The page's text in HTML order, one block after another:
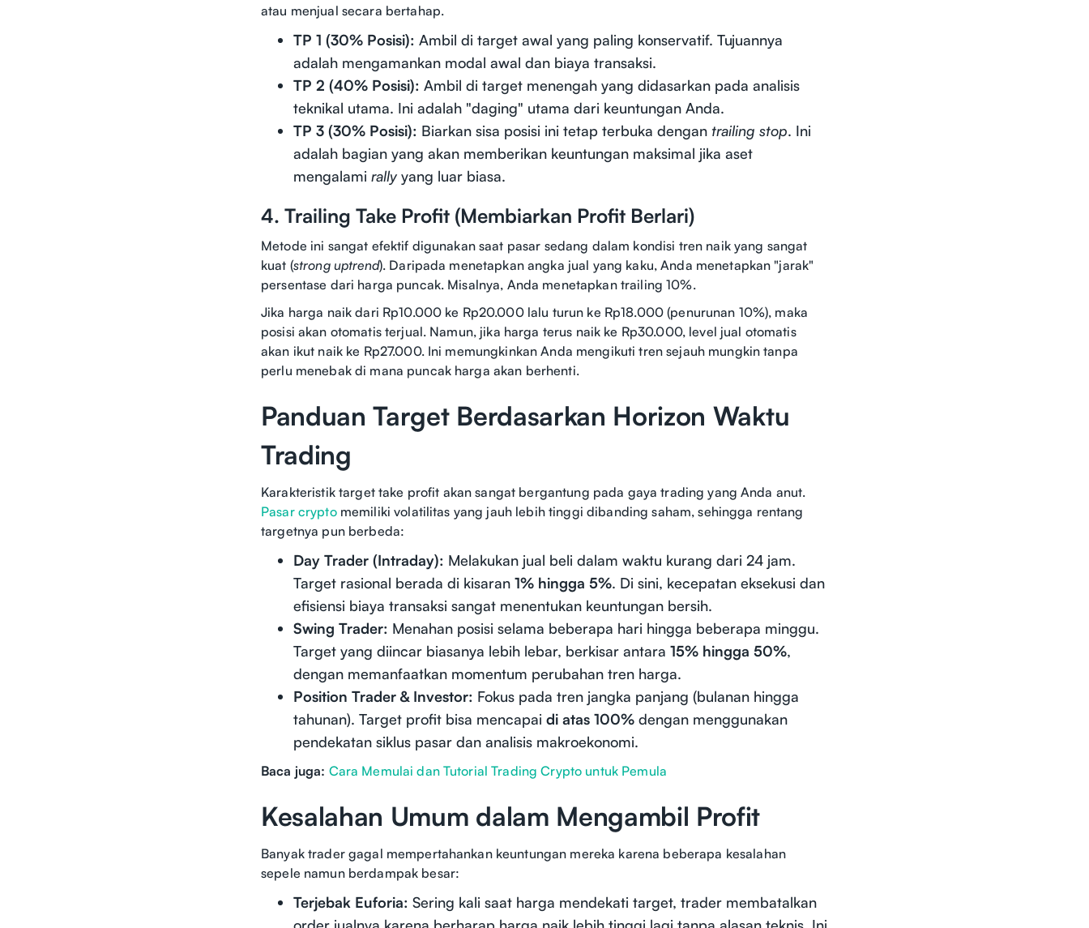
atau menjual secara bertahap.
TP 1 (30% Posisi): Ambil di target awal yang paling konservatif. Tujuannya
adalah mengamankan modal awal dan biaya transaksi.
TP 2 (40% Posisi): Ambil di target menengah yang didasarkan pada analisis
teknikal utama. Ini adalah "daging" utama dari keuntungan Anda.
TP 3 (30% Posisi): Biarkan sisa posisi ini tetap terbuka dengan trailing stop. Ini
adalah bagian yang akan memberikan keuntungan maksimal jika aset
mengalami rally yang luar biasa.
4. Trailing Take Profit (Membiarkan Profit Berlari)
Metode ini sangat efektif digunakan saat pasar sedang dalam kondisi tren naik yang sangat
kuat (strong uptrend). Daripada menetapkan angka jual yang kaku, Anda menetapkan "jarak"
persentase dari harga puncak. Misalnya, Anda menetapkan trailing 10%.
Jika harga naik dari Rp10.000 ke Rp20.000 lalu turun ke Rp18.000 (penurunan 10%), maka
posisi akan otomatis terjual. Namun, jika harga terus naik ke Rp30.000, level jual otomatis
akan ikut naik ke Rp27.000. Ini memungkinkan Anda mengikuti tren sejauh mungkin tanpa
perlu menebak di mana puncak harga akan berhenti.
Panduan Target Berdasarkan Horizon Waktu
Trading
Karakteristik target take profit akan sangat bergantung pada gaya trading yang Anda anut.
Pasar cryptomemiliki volatilitas yang jauh lebih tinggi dibanding saham, sehingga rentang
targetnya pun berbeda:
Day Trader (Intraday): Melakukan jual beli dalam waktu kurang dari 24 jam.
Target rasional berada di kisaran 1% hingga 5%. Di sini, kecepatan eksekusi dan
efisiensi biaya transaksi sangat menentukan keuntungan bersih.
Swing Trader: Menahan posisi selama beberapa hari hingga beberapa minggu.
Target yang diincar biasanya lebih lebar, berkisar antara 15% hingga 50%,
dengan memanfaatkan momentum perubahan tren harga.
Position Trader & Investor: Fokus pada tren jangka panjang (bulanan hingga
tahunan). Target profit bisa mencapai di atas 100% dengan menggunakan
pendekatan siklus pasar dan analisis makroekonomi.
Baca juga: Cara Memulai dan Tutorial Trading Crypto untuk Pemula
Kesalahan Umum dalam Mengambil Profit
Banyak trader gagal mempertahankan keuntungan mereka karena beberapa kesalahan
sepele namun berdampak besar:
Terjebak Euforia: Sering kali saat harga mendekati target, trader membatalkan